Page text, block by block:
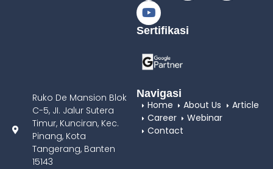
dari
perkiraa
n
u bgt, jdi
apa apa
lebih
Ruko De Mansion Blok
C-5, JI. Jalur Sutera
Timur, Kunciran, Kec.
Pinang, Kota
Tangerang, Banten
15143
Sertifikasi
Navigasi
Home
About Us
Article
Career
Webinar
Contact